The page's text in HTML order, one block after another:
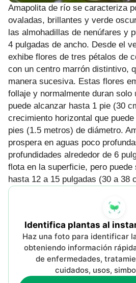
Amapolita de río se caracteriza
ovaladas, brillantes y verde
las almohadillas de nenúfares y
4 pulgadas de ancho. Desde el
exhibe flores de tres pétalos de
con un centro marrón distintivo,
manera sucesiva. Estas flores
follaje y normalmente duran solo
puede alcanzar hasta 1 pie (30
crecimiento horizontal que
pies (1.5 metros) de diámetro.
prospera en aguas poco
profundidades alrededor de 6
flota en la superficie, pero
hasta 12 a 15 pulgadas (30 a 38
Identifica plantas al
Haz una foto para identificar
obteniendo información
de enfermedades,
cuidados, usos,